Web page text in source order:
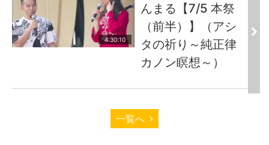
4:30:10
んまる【7/5 本祭
（前半）】（アシ
タの祈り～純正律
カノン瞑想～）
一覧へ